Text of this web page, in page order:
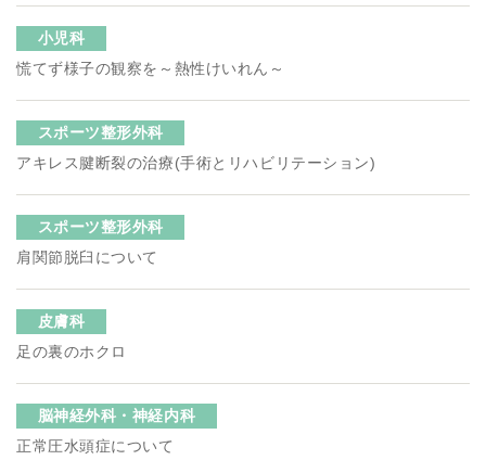
小児科
慌てず様子の観察を～熱性けいれん～
スポーツ整形外科
アキレス腱断裂の治療(手術とリハビリテーション)
スポーツ整形外科
肩関節脱臼について
皮膚科
足の裏のホクロ
脳神経外科・神経内科
正常圧水頭症について